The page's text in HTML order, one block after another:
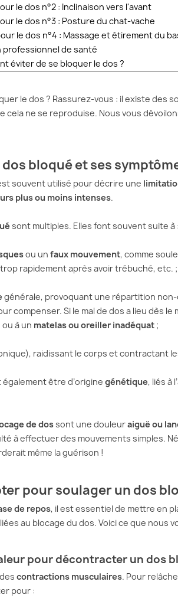
HERNIE DISCALE :
SOULAGEZ VOS
DOULEURS AVEC LA
MÉTHODE MCKENZIE
Vous souffrez de douleurs
à cause d’une hernie discale ?
Vous cherchez une solution...
LE
POUR
avec
seul !
Lire la
ET SOULAGER LES
DOULEURS
Vous avez mal au cou ? Votre
dû… Au stress ? En effet,...
Lire la suite
Vous
Lire la
le dos n°2 : Inclinaison vers l'avant
le dos n°3 : Posture du chat-vache
le dos n°4 : Massage et étirement du
professionnel de santé
éviter de se bloquer le dos ?
le dos ? Rassurez-vous : il existe des
cela ne se reproduise. Nous vous
bloqué et ses
souvent utilisé pour décrire une
plus ou moins intenses.
sont multiples. Elles font souvent suite à :
ou un faux mouvement, comme
rapidement après avoir trébuché, etc. ;
générale, provoquant une répartition
compenser. Si le mal de dos a lieu dès
à un matelas ou oreiller inadéquat ;
raidissant le corps et contractant
être d’origine génétique, liés à
de dossont une douleuraiguë ou
à effectuer des mouvements simples.
même la guérison !
pour soulager un dos
de repos, il est essentiel de mettre en
au blocage du dos. Voici ce que nous
pour décontracter un dos
contractions musculaires. Pour
pour :